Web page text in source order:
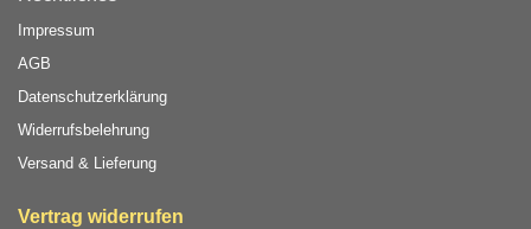
Impressum
AGB
Datenschutzerklärung
Widerrufsbelehrung
Versand & Lieferung
Vertrag widerrufen